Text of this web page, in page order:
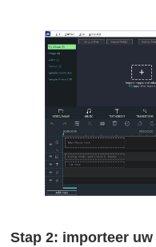
Stap 2: importeer uw